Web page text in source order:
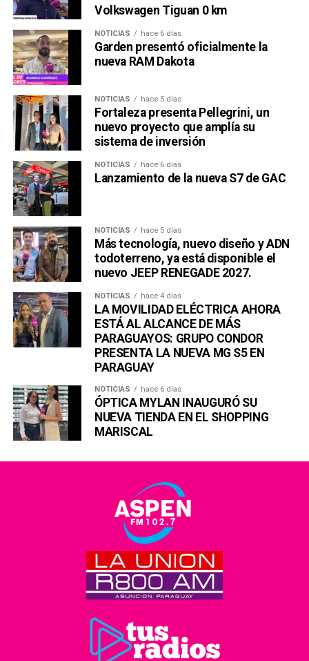
Volkswagen Tiguan 0 km
NOTICIAS hace 6 días
Garden presentó oficialmente la
nueva RAM Dakota
NOTICIAS hace 5 días
Fortaleza presenta Pellegrini, un
nuevo proyecto que amplía su
sistema de inversión
NOTICIAS hace 6 días
Lanzamiento de la nueva S7 de GAC
NOTICIAS hace 5 días
Más tecnología, nuevo diseño y ADN
todoterreno, ya está disponible el
nuevo JEEP RENEGADE 2027.
NOTICIAS hace 4 días
LA MOVILIDAD ELÉCTRICA AHORA
ESTÁ AL ALCANCE DE MÁS
PARAGUAYOS: GRUPO CONDOR
PRESENTA LA NUEVA MG S5 EN
PARAGUAY
NOTICIAS hace 6 días
ÓPTICA MYLAN INAUGURÓ SU
NUEVA TIENDA EN EL SHOPPING
MARISCAL